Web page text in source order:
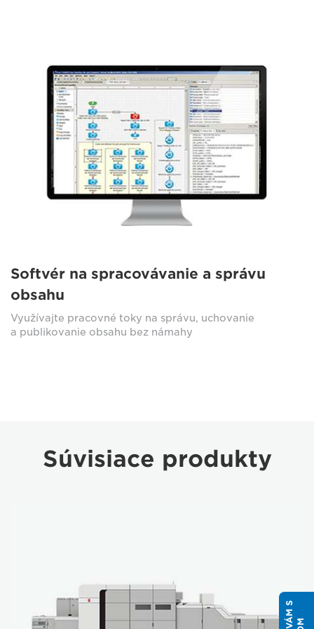
Softvér na spracovávanie a správu
obsahu
Využívajte pracovné toky na správu, uchovanie
a publikovanie obsahu bez námahy
Súvisiace produkty